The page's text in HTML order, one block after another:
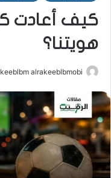
كيف أعادت
هويتنا؟
alrakeeblbmobi